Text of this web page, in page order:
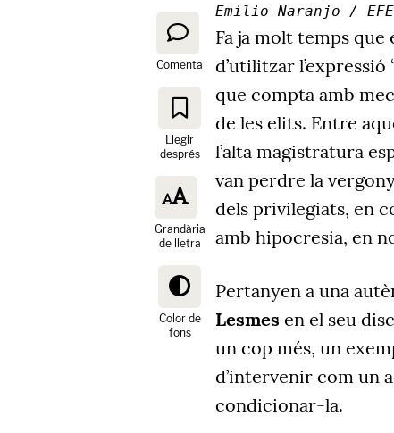
Comenta
Llegir
després
Grandària
de lletra
Color de
fons
Emilio Naranjo / EFE
Fa ja molt temps
d’utilitzar
que compta amb
de les elits. Entre
l’alta magistratura
van perdre la
dels privilegiats, en
amb hipocresia, en
Pertanyen a una
Lesmes en el seu
un cop més, un
d’intervenir com un
condicionar-la.